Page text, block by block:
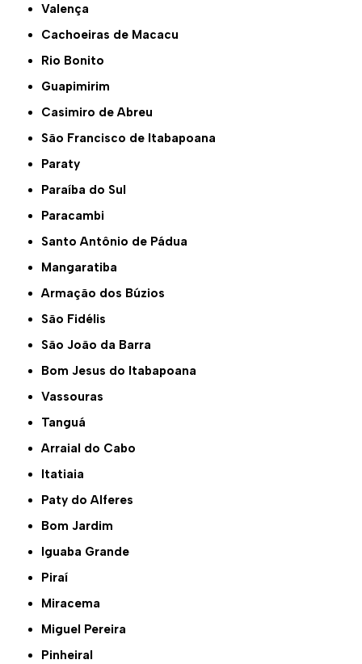
Valença
Cachoeiras de Macacu
Rio Bonito
Guapimirim
Casimiro de Abreu
São Francisco de Itabapoana
Paraty
Paraíba do Sul
Paracambi
Santo Antônio de Pádua
Mangaratiba
Armação dos Búzios
São Fidélis
São João da Barra
Bom Jesus do Itabapoana
Vassouras
Tanguá
Arraial do Cabo
Itatiaia
Paty do Alferes
Bom Jardim
Iguaba Grande
Piraí
Miracema
Miguel Pereira
Pinheiral